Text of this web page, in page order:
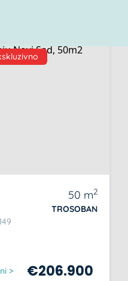
50 m2
TROSOBAN
> €206.900